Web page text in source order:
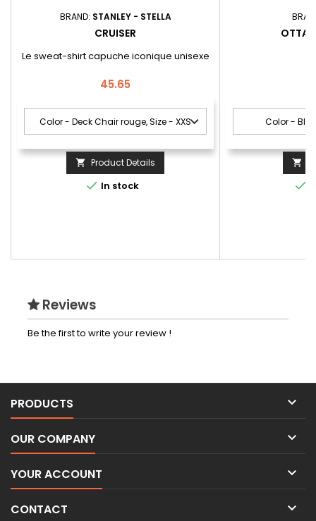
BRAND: STANLEY - STELLA
CRUISER
Le sweat-shirt capuche iconique unisexe
Price
45.65
 Product Details
 In stock


Reviews
Be the first to write your review !
PRODUCTS 
OUR COMPANY 
YOUR ACCOUNT 
CONTACT 